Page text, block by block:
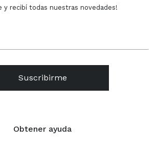
Obtener ayuda
y recibí todas nuestras novedades!
Suscribirme